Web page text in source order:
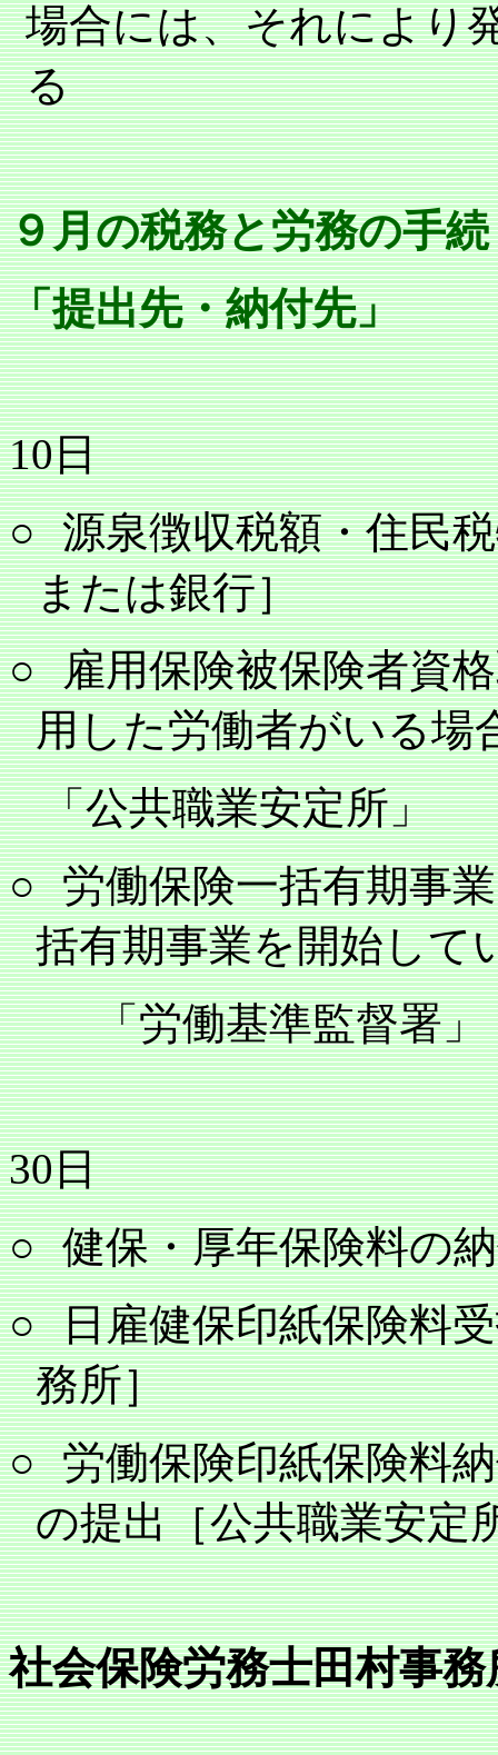
場合には、それにより
る
９月の税務と労務の手続
「提出先・納付先」
10日
○ 源泉徴収税額・住民
または銀行］
○ 雇用保険被保険者資
用した労働者がいる場
「公共職業安定所」
○ 労働保険一括有期事
括有期事業を開始して
「労働基準監督署」
30日
○ 健保・厚年保険料の
○ 日雇健保印紙保険料
務所］
○ 労働保険印紙保険料
の提出［公共職業安定
社会保険労務士田村事務